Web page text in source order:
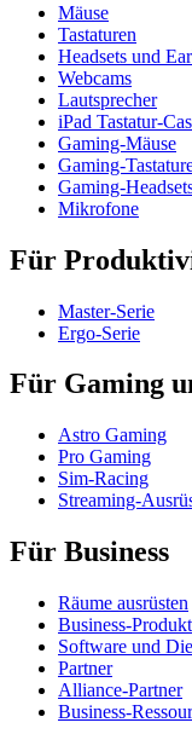
Mäuse
Tastaturen
Headsets und
Webcams
Lautsprecher
iPad Tastatur-
Gaming-Mäuse
Gaming-
Gaming-
Mikrofone
Für
Master-Serie
Ergo-Serie
Für Gaming
Astro Gaming
Pro Gaming
Sim-Racing
Streaming-
Für Business
Räume ausrüsten
Business-
Software und
Partner
Alliance-Partner
Business-